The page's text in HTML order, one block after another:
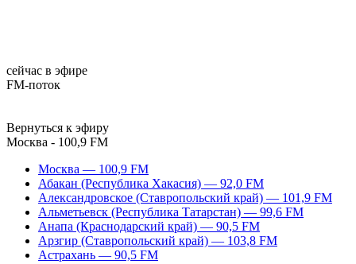
сейчас в эфире
FM-поток
Вернуться к эфиру
Москва - 100,9 FM
Москва — 100,9 FM
Абакан (Республика Хакасия) — 92,0 FM
Александровское (Ставропольский край) — 101,9 FM
Альметьевск (Республика Татарстан) — 99,6 FM
Анапа (Краснодарский край) — 90,5 FM
Арзгир (Ставропольский край) — 103,8 FM
Астрахань — 90,5 FM